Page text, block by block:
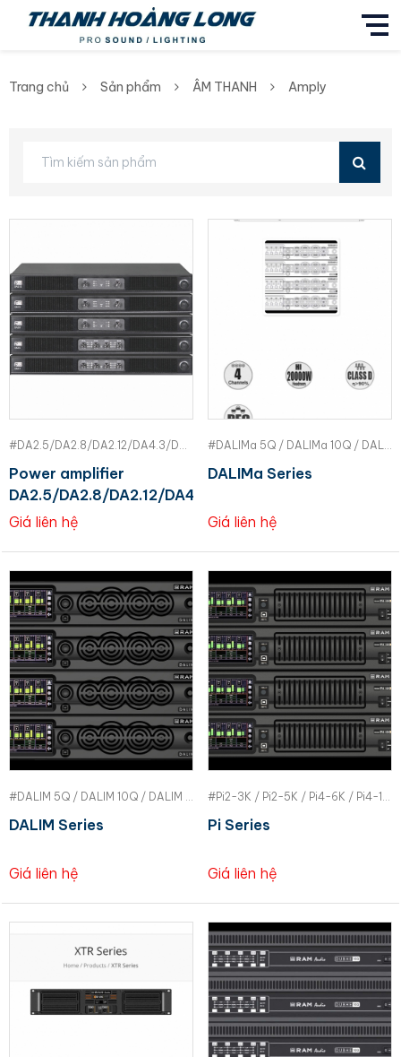
Trang chủ Sản phẩm ÂM THANH Amply
#DA2.5/DA2.8/DA2.12/DA4.3/DA4.6 | FDB
Power amplifier
DA2.5/DA2.8/DA2.12/DA4.3/DA4.6
Giá liên hệ
#DALIMa 5Q / DALIMa 10Q / DALIMa 14Q / DALIMa 20Q | RAM
DALIMa Series
Giá liên hệ
#DALIM 5Q / DALIM 10Q / DALIM 14Q / DALIM 20Q | RAM
DALIM Series
Giá liên hệ
#Pi2-3K / Pi2-5K / Pi4-6K / Pi4-10K | RAM
Pi Series
Giá liên hệ